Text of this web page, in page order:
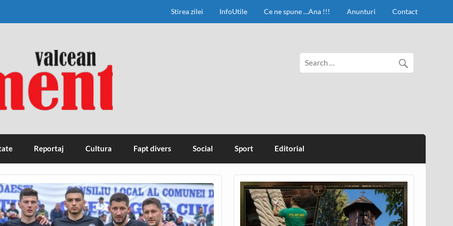
Stirea zilei InfoUtile Ce ne spune …Ana !!! Anunturi Contact
Reportaj Cultura Fapt divers Social Sport Editorial